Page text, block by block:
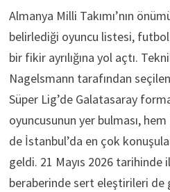
Almanya Milli Takımı’nın
belirlediği oyuncu listesi,
bir fikir ayrılığına yol açtı.
Nagelsmann tarafından
Süper Lig’de Galatasaray
oyuncusunun yer bulması,
de İstanbul’da en çok
geldi. 21 Mayıs 2026 tarihinde
beraberinde sert eleştirileri de